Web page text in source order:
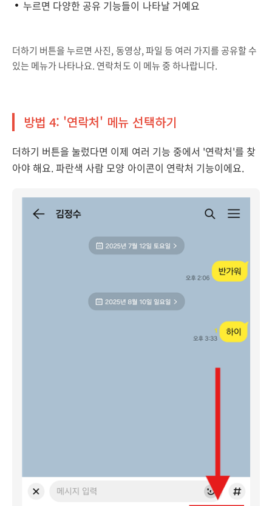
누르면 다양한 공유 기능들이 나타날 거예요
더하기 버튼을 누르면 사진, 동영상, 파일 등 여러 가지를 공유할 수
있는 메뉴가 나타나요. 연락처도 이 메뉴 중 하나랍니다.
방법 4: '연락처' 메뉴 선택하기
더하기 버튼을 눌렀다면 이제 여러 기능 중에서 '연락처'를 찾
아야 해요. 파란색 사람 모양 아이콘이 연락처 기능이에요.